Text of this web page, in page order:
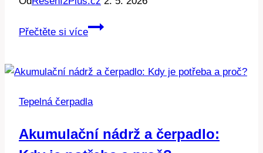
Přečtěte si více
Zkušenosti
nádrže:
funguje
Tepelná čerpadla
Akumulační nádrž a čerpadlo: